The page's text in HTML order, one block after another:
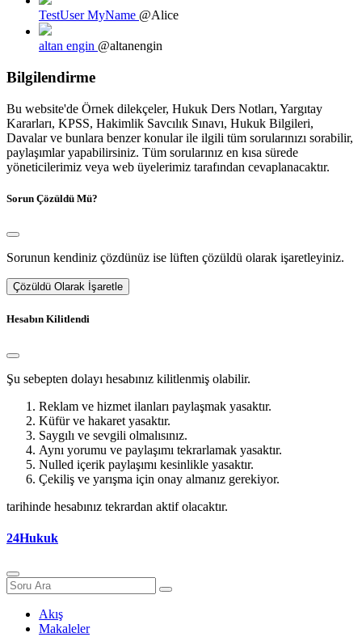
TestUser MyName @Alice
altan engin @altanengin
Bilgilendirme
Bu website'de Örnek dilekçeler, Hukuk Ders Notları, Yargıtay
Kararları, KPSS, Hakimlik Savcılık Sınavı, Hukuk Bilgileri,
Davalar ve bunlara benzer konular ile ilgili tüm sorularınızı sorabilir,
paylaşımlar yapabilirsiniz. Tüm sorularınız en kısa sürede
yöneticilerimiz veya web üyelerimiz tarafından cevaplanacaktır.
Sorun Çözüldü Mü?
Sorunun kendiniz çözdünüz ise lüften çözüldü olarak işaretleyiniz.
Çözüldü Olarak İşaretle
Hesabın Kilitlendi
Şu sebepten dolayı hesabınız kilitlenmiş olabilir.
Reklam ve hizmet ilanları paylaşmak yasaktır.
Küfür ve hakaret yasaktır.
Saygılı ve sevgili olmalısınız.
Aynı yorumu ve paylaşımı tekrarlamak yasaktır.
Nulled içerik paylaşımı kesinlikle yasaktır.
Çekiliş ve yarışma için onay almanız gerekiyor.
tarihinde hesabınız tekrardan aktif olacaktır.
24Hukuk
Akış
Makaleler